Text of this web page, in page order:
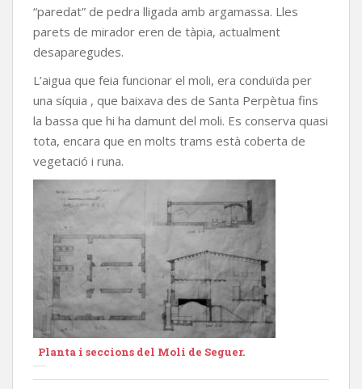
“paredat” de pedra lligada amb argamassa. Lles
parets de mirador eren de tàpia, actualment
desaparegudes.
L’aigua que feia funcionar el moli, era conduïda per
una síquia , que baixava des de Santa Perpètua fins
la bassa que hi ha damunt del moli. Es conserva quasi
tota, encara que en molts trams està coberta de
vegetació i runa.
Planta i seccions del Moli de Seguer.